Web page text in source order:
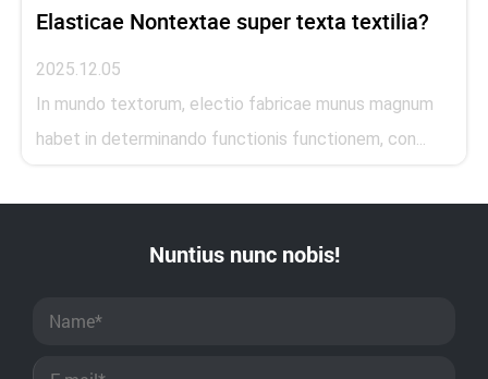
Elasticae Nontextae super texta textilia?
2025.12.05
In mundo textorum, electio fabricae munus magnum
habet in determinando functionis functionem, con...
Nuntius nunc nobis!